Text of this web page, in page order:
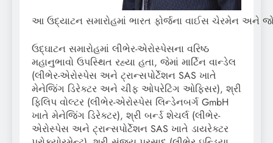
આ ઉદ્યાટન સમારોહમાં ભારત ફોર્જના વાઈસ ચેરમેન અને
ઉદ્ઘાટન સમારોહમાં લીભેર-એરોસ્પેસના વરિષ્ઠ
મહાનુભાવો ઉપસ્થિત રહ્યા હતા, જેમાં માર્ટિન વાન્ડેલ
(લીભેર-એરોસ્પેસ અને ટ્રાન્સપોર્ટેશન SAS ખાતે
મેનેજિંગ ડિરેક્ટર અને ચીફ ઓપરેટિંગ ઓફિસર), શ્રી
ફિલિપ વોલ્ટર (લીભેર-એરોસ્પેસ લિન્ડેનબર્ગ GmbH
ખાતે મેનેજિંગ ડિરેક્ટર), શ્રી બર્ન્ડ શેચર્લ (લીભેર-
એરોસ્પેસ અને ટ્રાન્સપોર્ટેશન SAS ખાતે ડાયરેક્ટર